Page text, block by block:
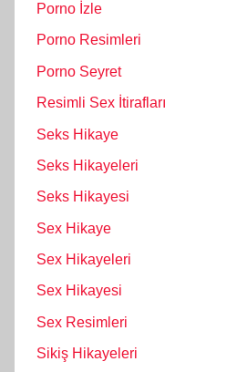
Porno İzle
Porno Resimleri
Porno Seyret
Resimli Sex İtirafları
Seks Hikaye
Seks Hikayeleri
Seks Hikayesi
Sex Hikaye
Sex Hikayeleri
Sex Hikayesi
Sex Resimleri
Sikiş Hikayeleri